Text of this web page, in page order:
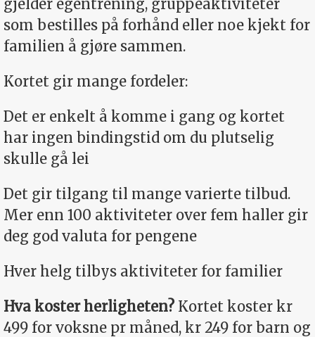
gjelder egentrening, gruppeaktiviteter
som bestilles på forhånd eller noe kjekt for
familien å gjøre sammen.
Kortet gir mange fordeler:
Det er enkelt å komme i gang og kortet
har ingen bindingstid om du plutselig
skulle gå lei
Det gir tilgang til mange varierte tilbud.
Mer enn 100 aktiviteter over fem haller gir
deg god valuta for pengene
Hver helg tilbys aktiviteter for familier
Hva koster herligheten? Kortet koster kr
499 for voksne pr måned, kr 249 for barn og